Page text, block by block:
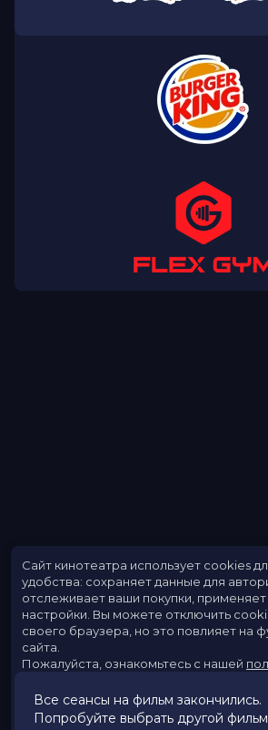
Все сеансы на фильм закончились.
Попробуйте выбрать другой
Сайт кинотеатра использует cookies
удобства: сохраняет данные для
отслеживает ваши покупки,
настройки. Вы можете отключить
своего браузера, но это повлияет на
сайта.
Пожалуйста, ознакомьтесь с нашей
Принять